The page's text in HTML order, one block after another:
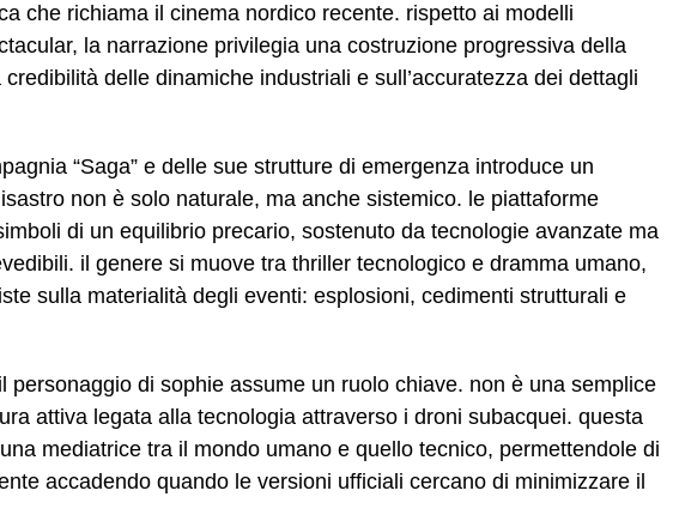
che richiama il cinema nordico recente. rispetto ai modelli
la narrazione privilegia una costruzione progressiva della
delle dinamiche industriali e sull’accuratezza dei dettagli
“Saga” e delle sue strutture di emergenza introduce un
non è solo naturale, ma anche sistemico. le piattaforme
di un equilibrio precario, sostenuto da tecnologie avanzate ma
il genere si muove tra thriller tecnologico e dramma umano,
sulla materialità degli eventi: esplosioni, cedimenti strutturali e
personaggio di sophie assume un ruolo chiave. non è una semplice
attiva legata alla tecnologia attraverso i droni subacquei. questa
mediatrice tra il mondo umano e quello tecnico, permettendole di
accadendo quando le versioni ufficiali cercano di minimizzare il